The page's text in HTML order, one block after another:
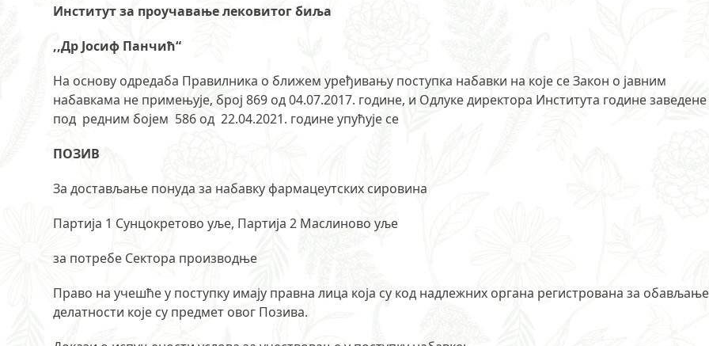
Институт за проучавање лековитог биља
,,Др Јосиф Панчић“
На основу одредаба Правилника о ближем уређивању поступка набавки на које се Закон о јавним
набавкама не примењује, број 869 од 04.07.2017. године, и Одлуке директора Института године заведене
под редним бојем 586 од 22.04.2021. године упућује се
ПОЗИВ
За достављање понуда за набавку фармацеутских сировина
Партија 1 Сунцокретово уље, Партија 2 Маслиново уље
за потребе Сектора производње
Право на учешће у поступку имају правна лица која су код надлежних органа регистрована за обављање
делатности које су предмет овог Позива.